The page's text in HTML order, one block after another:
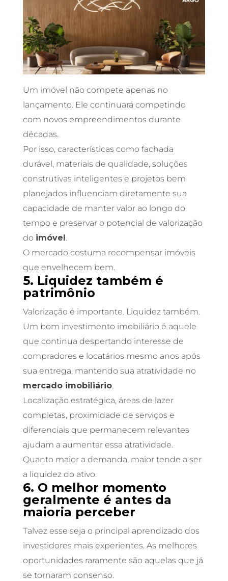
Um imóvel não compete apenas no
lançamento. Ele continuará competindo
com novos empreendimentos durante
décadas.
Por isso, características como fachada
durável, materiais de qualidade, soluções
construtivas inteligentes e projetos bem
planejados influenciam diretamente sua
capacidade de manter valor ao longo do
tempo e preservar o potencial de valorização
do imóvel.
O mercado costuma recompensar imóveis
que envelhecem bem.
5. Liquidez também é
patrimônio
Valorização é importante. Liquidez também.
Um bom investimento imobiliário é aquele
que continua despertando interesse de
compradores e locatários mesmo anos após
sua entrega, mantendo sua atratividade no
mercado imobiliário.
Localização estratégica, áreas de lazer
completas, proximidade de serviços e
diferenciais que permanecem relevantes
ajudam a aumentar essa atratividade.
Quanto maior a demanda, maior tende a ser
a liquidez do ativo.
6. O melhor momento
geralmente é antes da
maioria perceber
Talvez esse seja o principal aprendizado dos
investidores mais experientes. As melhores
oportunidades raramente são aquelas que já
se tornaram consenso.